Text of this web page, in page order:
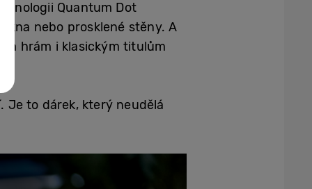
Quantum Dot
nebo prosklené stěny. A
hrám i klasickým titulům
Je to dárek, který neudělá